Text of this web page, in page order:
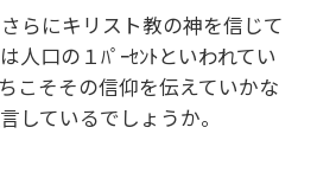
らにキリスト教の神を信じて
口の１ﾊﾟｰｾﾝﾄといわれてい
こそその信仰を伝えていかな
しているでしょうか。